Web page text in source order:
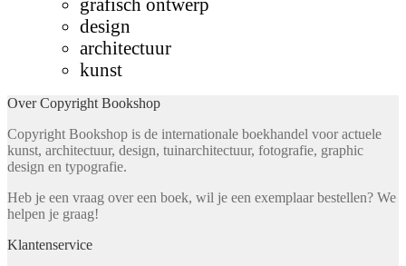
design
architectuur
kunst
Over Copyright Bookshop
Copyright Bookshop is de internationale boekhandel voor actuele
kunst, architectuur, design, tuinarchitectuur, fotografie, graphic
design en typografie.
Heb je een vraag over een boek, wil je een exemplaar bestellen? We
helpen je graag!
Klantenservice